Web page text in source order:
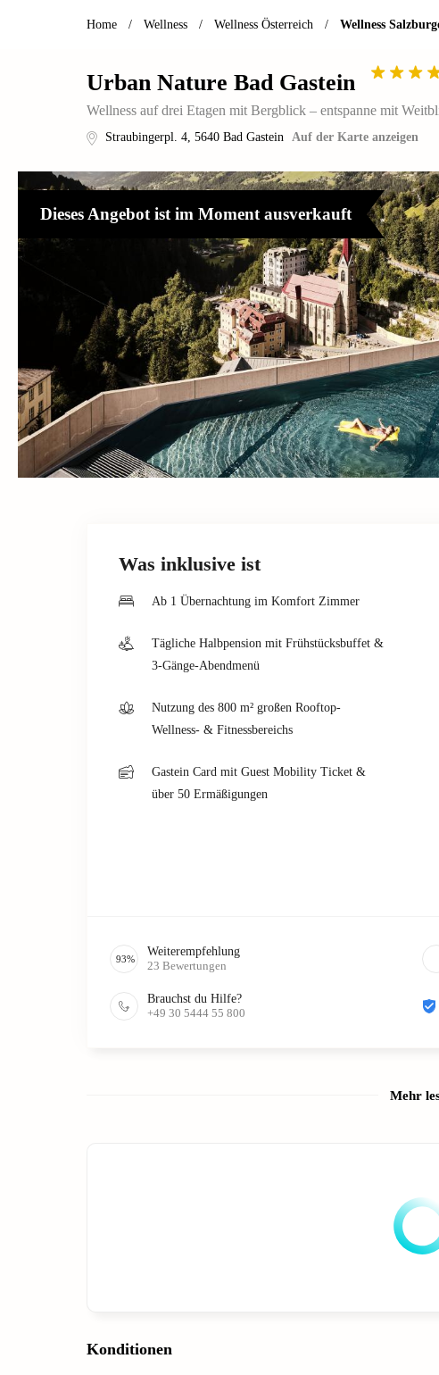
Home / Wellness / Wellness Österreich / Wellness
Urban Nature Bad Gastein
Wellness auf drei Etagen mit Bergblick – entspanne mit
Straubingerpl. 4, 5640 Bad Gastein Auf der Karte anzeigen
Dieses Angebot ist im Moment ausverkauft
Was inklusive ist
Ab 1 Übernachtung im Komfort Zimmer
Tägliche Halbpension mit Frühstücksbuffet &
3-Gänge-Abendmenü
Nutzung des 800 m² großen Rooftop-
Wellness- & Fitnessbereichs
Gastein Card mit Guest Mobility Ticket &
über 50 Ermäßigungen
93%
Weiterempfehlung
23 Bewertungen
Brauchst du Hilfe?
+49 30 5444 55 800
Mehr
Konditionen